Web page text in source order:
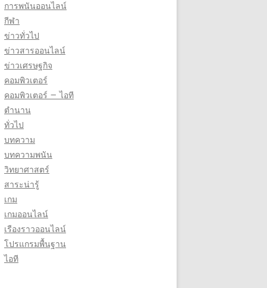
การพนันออนไลน์
กีฬา
ข่าวทั่วไป
ข่าวสารออนไลน์
ข่าวเศรษฐกิจ
คอมพิวเตอร์
คอมพิวเตอร์ – ไอที
ตำนาน
ทั่วไป
บทความ
บทความพนัน
วิทยาศาสตร์
สาระน่ารู้
เกม
เกมออนไลน์
เรืองราวออนไลน์
โปรแกรมพื้นฐาน
ไอที